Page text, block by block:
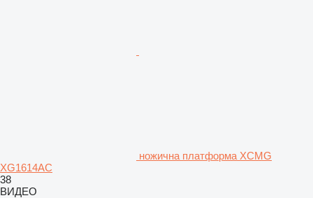
ножична платформа XCMG
XG1614AC
38
ВИДЕО